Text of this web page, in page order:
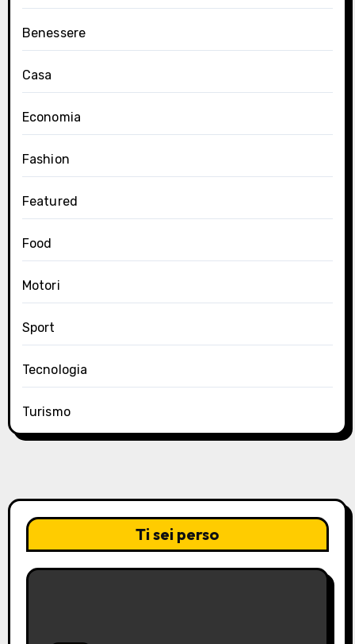
Benessere
Casa
Economia
Fashion
Featured
Food
Motori
Sport
Tecnologia
Turismo
Ti sei perso